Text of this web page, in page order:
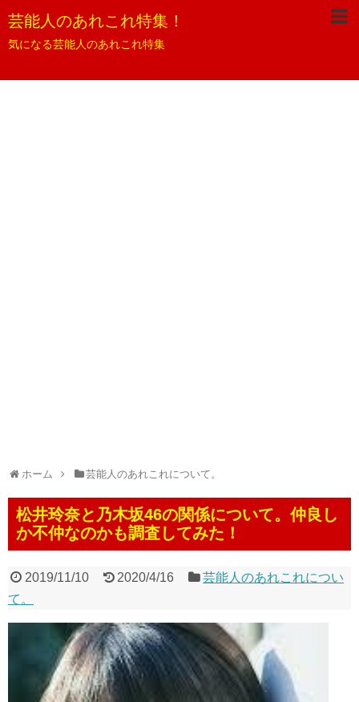
芸能人のあれこれ特集！
気になる芸能人のあれこれ特集
ホーム 芸能人のあれこれについて。
松井玲奈と乃木坂46の関係について。仲良し
か不仲なのかも調査してみた！
2019/11/10 2020/4/16
芸能人のあれこれについ
て。